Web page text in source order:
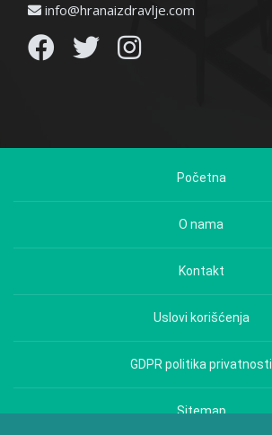
info@hranaizdravlje.com
Početna
O nama
Kontakt
Uslovi korišćenja
GDPR politika privatnosti
Sitemap